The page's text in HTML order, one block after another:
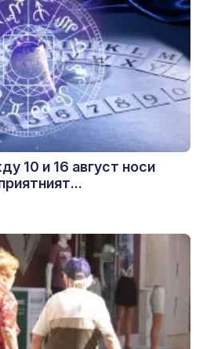
10 и 16 август носи